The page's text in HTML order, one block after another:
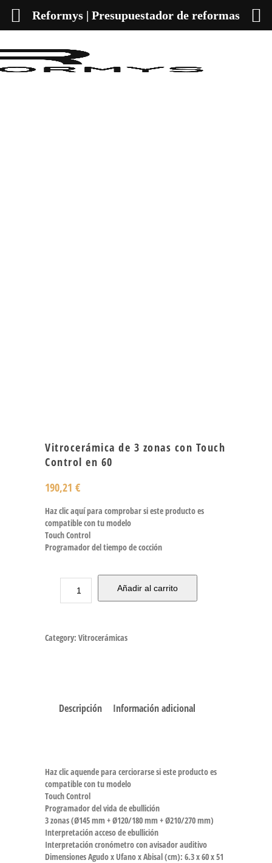
Vitrocerámica de 3 zonas con Touch
Control en 60
190,21 €
Haz clic aquí para comprobar si este producto es
compatible con tu modelo
Touch Control
Programador del tiempo de cocción
Añadir al carrito
Category: Vitrocerámicas
Descripción Información adicional
Haz clic aquende para cerciorarse si este producto es
compatible con tu modelo
Touch Control
Programador del vida de ebullición
3 zonas (Ø145 mm + Ø120/180 mm + Ø210/270 mm)
Interpretación acceso de ebullición
Interpretación cronómetro con avisador auditivo
Dimensiones Agudo x Ufano x Abisal (cm): 6.3 x 60 x 51
Reformys | Presupuestador de reformas